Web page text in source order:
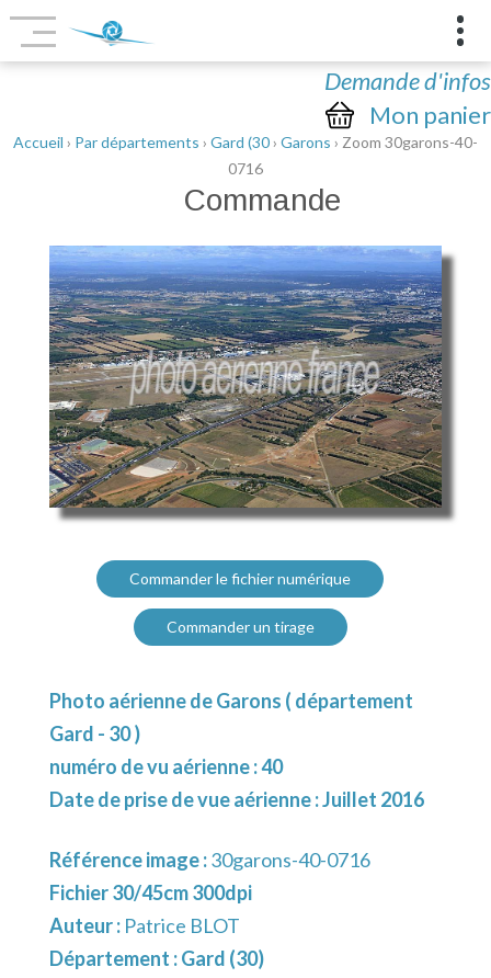
Demande d'infos
Mon panier
Accueil › Par départements › Gard (30› Garons › Zoom 30garons-40-
0716
Commande
Commander le fichier numérique
Commander un tirage
Photo aérienne de Garons ( département
Gard - 30 )
numéro de vu aérienne : 40
Date de prise de vue aérienne : Juillet 2016
Référence image :30garons-40-0716
Fichier 30/45cm 300dpi
Auteur : Patrice BLOT
Département :Gard (30)